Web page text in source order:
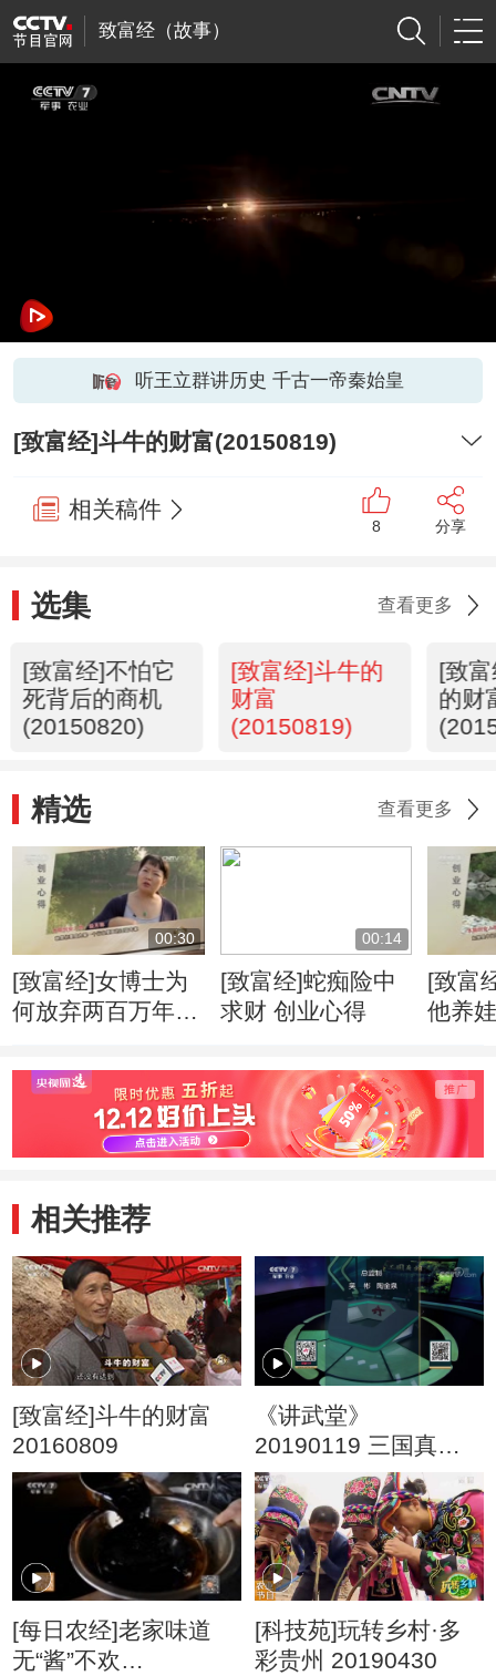
致富经（故事）
听王立群讲历史 千古一帝秦始皇
[致富经]斗牛的财富(20150819)
相关稿件
8 分享
选集 查看更多
[致富经]不怕它
死背后的商机
(20150820)
[致富经]斗牛的
财富
(20150819)
[致
的财
精选 查看更多
00:30
[致富经]女博士为
何放弃两百万年薪
00:14
[致富经]蛇痴险中
求财 创业心得
[致富
他养
相关推荐
[致富经]斗牛的财富
20160809
《讲武堂》
20190119 三国真相
（三） 孙权
[每日农经]老家味道
无“酱”不欢
[科技苑]玩转乡村·多
彩贵州 20190430